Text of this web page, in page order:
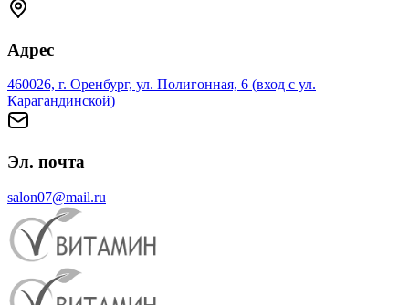
Адрес
460026, г. Оренбург, ул. Полигонная, 6 (вход с ул.
Карагандинской)
Эл. почта
salon07@mail.ru